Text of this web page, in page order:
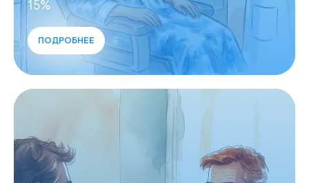
15%
ПОДРОБНЕЕ